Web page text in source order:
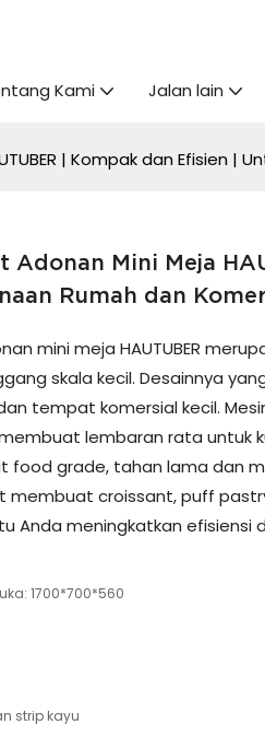
Kami Jalan lain
| Kompak dan Efisien |
Adonan Mini Meja
Rumah dan
mini meja HAUTUBER
skala kecil. Desainnya
tempat komersial kecil.
lembaran rata untuk
food grade, tahan lama dan
membuat croissant, puff
Anda meningkatkan
1700*700*560
strip kayu